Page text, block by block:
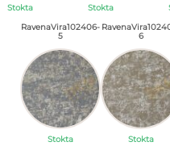
Stokta Stokta
RavenaVira102406-
5
Stokta
6
Stokta